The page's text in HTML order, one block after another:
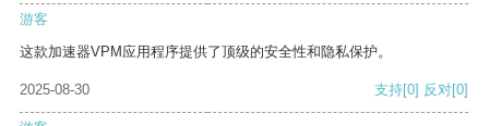
游客
这款加速器VPM应用程序提供了顶级的安全性和隐私保护。
2025-08-30 支持[0] 反对[0]